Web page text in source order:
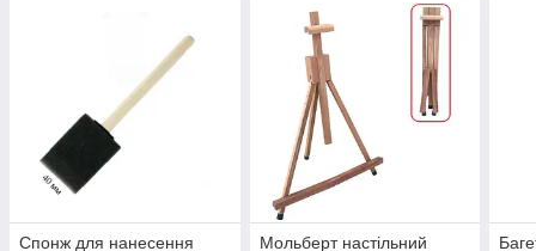
Спонж для нанесення Мольберт настільний